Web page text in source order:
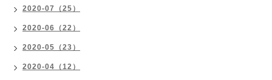
2020-07（25）
2020-06（22）
2020-05（23）
2020-04（12）